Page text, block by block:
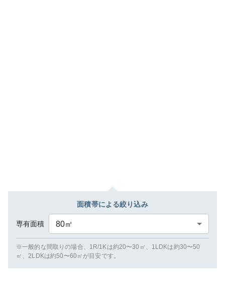
面積帯による絞り込み
専有面積 80㎡
※一般的な間取りの場合、1R/1Kは約20〜30㎡、1LDKは約30〜50
㎡、2LDKは約50〜60㎡が目安です。